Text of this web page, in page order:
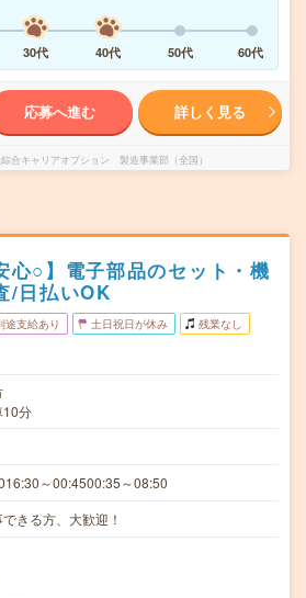
30代 40代 50代 60代
応募へ進む 詳しく見る
合キャリアオプション 製造事業部（全国）
心○】電子部品のセット・機
/日払いOK
途支給あり 土日祝日が休み 残業なし
10分
～00:4500:35～08:50
きる方、大歓迎！